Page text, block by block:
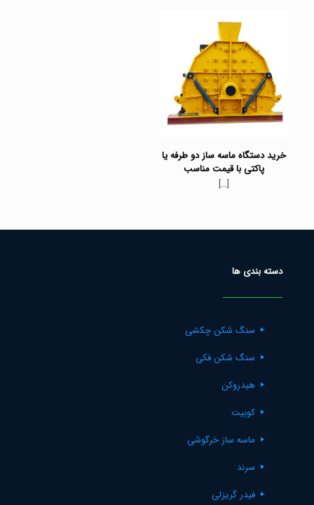
خرید دستگاه ماسه ساز دو طرفه یا
پاکتی با قیمت مناسب
[…]
دسته بندی ها
سنگ شکن چکشی
سنگ شکن فکی
هیدروکن
کوبیت
ماسه ساز خرگوشی
سرند
فیدر گریزلی